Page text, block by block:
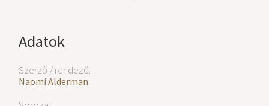
Adatok
Szerző / rendező:
Naomi Alderman